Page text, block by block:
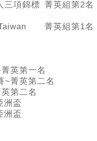
三項錦標 菁英組第2名
菁英組第1名
菁英第一名
~菁英第二名
第二名
洲盃
洲盃